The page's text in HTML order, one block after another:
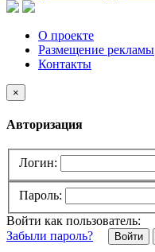
О проекте
Размещение рекламы
Контакты
×
Авторизация
Логин:
Пароль:
Войти как пользователь:
Забыли пароль?